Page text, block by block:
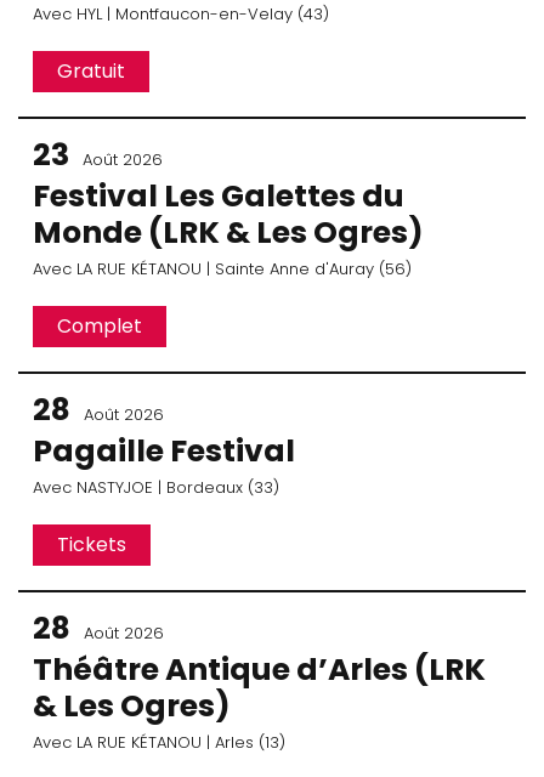
Avec HYL | Montfaucon-en-Velay (43)
Gratuit
23 Août 2026
Festival Les Galettes du
Monde (LRK & Les Ogres)
Avec LA RUE KÉTANOU | Sainte Anne d'Auray (56)
Complet
28 Août 2026
Pagaille Festival
Avec NASTYJOE | Bordeaux (33)
Tickets
28 Août 2026
Théâtre Antique d’Arles (LRK
& Les Ogres)
Avec LA RUE KÉTANOU | Arles (13)